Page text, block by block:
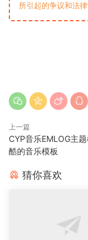
所引起的争议和法律
上一篇
CYP音乐EMLOG主
酷的音乐模板
猜你喜欢